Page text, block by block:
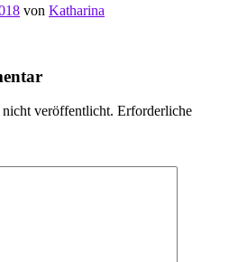
von Katharina
veröffentlicht. Erforderliche